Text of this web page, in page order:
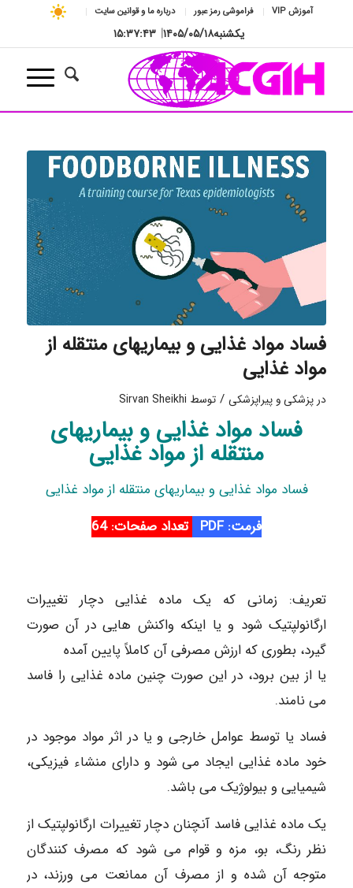
آموزش VIP فراموشی رمز عبور درباره ما و قوانین سایت
یکشنبه۱۴۰۵/۰۵/۱۸| ۱۵:۳۷:۴۳
فساد مواد غذایی و بیماریهای منتقله از
مواد غذایی
در پزشکی و پیراپزشکی / توسط Sirvan Sheikhi
فساد مواد غذایی و بیماریهای
منتقله از مواد غذایی
فساد مواد غذایی و بیماریهای منتقله از مواد غذایی
فرمت: PDF
تعداد صفحات: 64
تعریف: زمانی که یک ماده غذایی دچار تغییرات
ارگانولپتیک شود و یا اینکه واکنش هایی در آن صورت
گیرد، بطوری که ارزش مصرفی آن کاملاً پایین آمده
یا از بین برود، در این صورت چنین ماده غذایی را فاسد
می نامند.
فساد یا توسط عوامل خارجی و یا در اثر مواد موجود در
خود ماده غذایی ایجاد می شود و دارای منشاء فیزیکی،
شیمیایی و بیولوژیک می باشد.
یک ماده غذایی فاسد آنچنان دچار تغییرات ارگانولپتیک از
نظر رنگ، بو، مزه و قوام می شود که مصرف کنندگان
متوجه آن شده و از مصرف آن ممانعت می ورزند، در